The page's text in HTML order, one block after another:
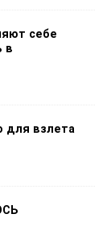
себе
в
для взлета